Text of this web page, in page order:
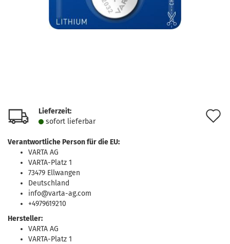
Lieferzeit:
sofort lie­fer­bar
Verantwortliche Person für die EU:
VARTA AG
VARTA-Platz 1
73479 Ellwangen
Deutschland
info@varta-ag.com
+4979619210
Hersteller:
VARTA AG
VARTA-Platz 1